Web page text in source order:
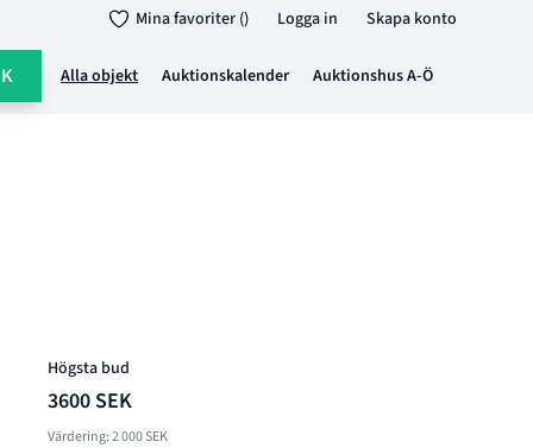
Mina favoriter () Logga in Skapa konto
Alla objekt Auktionskalender Auktionshus A-Ö
Högsta bud
3600 SEK
Värdering: 2 000 SEK